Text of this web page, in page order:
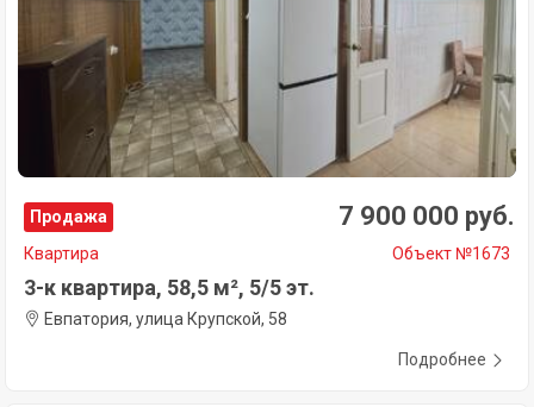
Продажа 7 900 000 руб.
Квартира Объект №1673
3-к квартира, 58,5 м², 5/5 эт.
Евпатория, улица Крупской, 58
Подробнее